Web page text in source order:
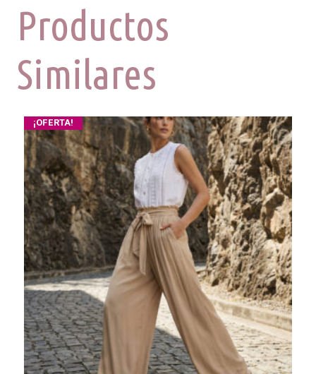
Productos
Similares
¡OFERTA!